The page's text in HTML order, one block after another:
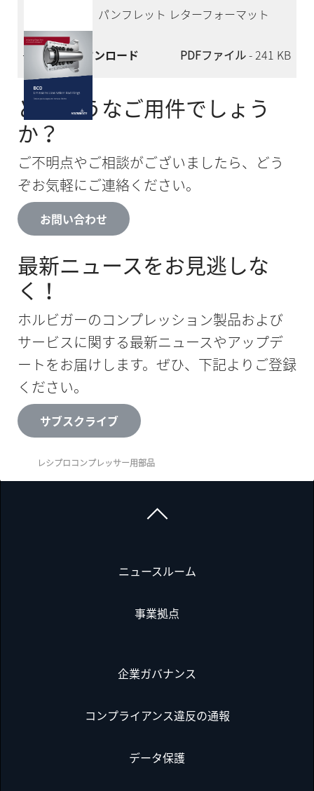
パンフレット レターフォーマット
今すぐダウンロード PDFファイル- 241 KB
どのようなご用件でしょう
か？
ご不明点やご相談がございましたら、どう
ぞお気軽にご連絡ください。
お問い合わせ
最新ニュースをお見逃しな
く！
ホルビガーのコンプレッション製品および
サービスに関する最新ニュースやアップデ
ートをお届けします。ぜひ、下記よりご登録
ください。
サブスクライブ
レシプロコンプレッサー用部品
ニュースルーム
事業拠点
企業ガバナンス
コンプライアンス違反の通報
データ保護